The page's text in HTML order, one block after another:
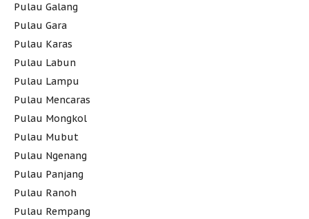
Pulau Galang
Pulau Gara
Pulau Karas
Pulau Labun
Pulau Lampu
Pulau Mencaras
Pulau Mongkol
Pulau Mubut
Pulau Ngenang
Pulau Panjang
Pulau Ranoh
Pulau Rempang